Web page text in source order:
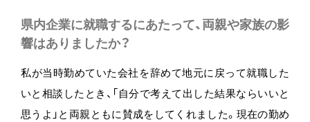
県内企業に就職するにあたって、両親や家族の影
響はありましたか？
私が当時勤めていた会社を辞めて地元に戻って就職した
いと相談したとき、「自分で考えて出した結果ならいいと
思うよ」と両親ともに賛成をしてくれました。現在の勤め